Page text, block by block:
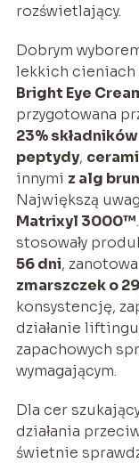
rozświetlający.
Dobrym
lekkich cieniach
Bright Eye
przygotowana
23%
peptydy,
innymi z alg
Największą
Matrixyl 3000™
stosowały
56 dni,
zmarszczek o
konsystencję,
działanie
zapachowych
wymagającym.
Dla cer
działania
świetnie